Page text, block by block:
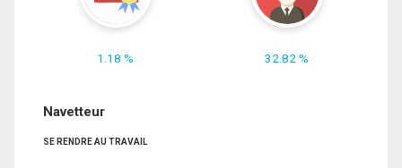
1.18 % 32.82 %
Navetteur
SE RENDRE AU TRAVAIL